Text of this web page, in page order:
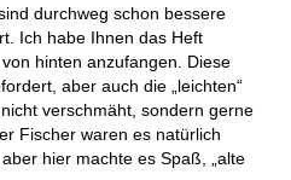
durchweg schon bessere
Ich habe Ihnen das Heft
hinten anzufangen. Diese
aber auch die „leichten“
verschmäht, sondern gerne
Fischer waren es natürlich
hier machte es Spaß, „alte